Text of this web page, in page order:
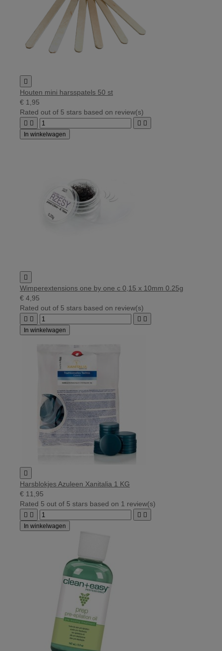

Houten mini harsspatels 50 st
€ 1,95
Rated out of 5 stars based on review(s)
   
In winkelwagen

Wimperextensions one by one c 0,15 x 10mm 0.25g
€ 4,95
Rated out of 5 stars based on review(s)
   
In winkelwagen

Harsblokjes Azuleen Xanitalia 1 KG
€ 11,95
Rated 5 out of 5 stars based on 1 review(s)
   
In winkelwagen